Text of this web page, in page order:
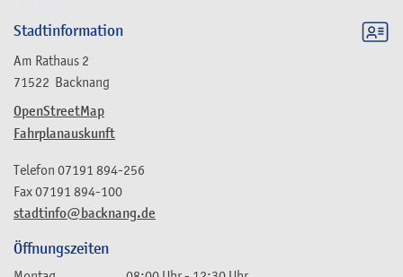
Stadtinformation
Am Rathaus 2
71522 Backnang
OpenStreetMap
Fahrplanauskunft
stadtinfo@backnang.de
Telefon 07191 894-256
Fax07191 894-100
Öffnungszeiten